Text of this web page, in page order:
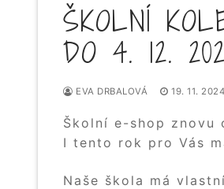
ŠKOLNÍ
DO 4. 12.
EVA DRBALOVÁ 19. 11. 2024
Školní e-shop znovu
I tento rok pro Vás
Naše škola má